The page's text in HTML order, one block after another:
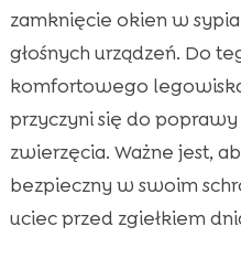
zamknięcie okien w
głośnych urządzeń. Do
komfortowego
przyczyni się do
zwierzęcia. Ważne jest,
bezpieczny w swoim
uciec przed zgiełkiem